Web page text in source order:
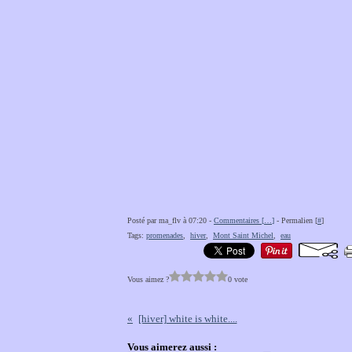
Posté par ma_flv à 07:20 - Commentaires [ ] - Permalien [#]
Tags: promenades hiver, Mont Saint Michel eau
Vous aimez ? 0 vote
[hiver] white is white....
Vous aimerez aussi :